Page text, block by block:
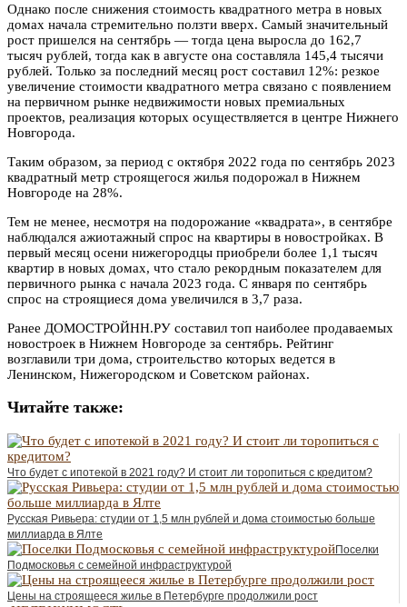
Однако после снижения стоимость квадратного метра в новых
домах начала стремительно ползти вверх. Самый значительный
рост пришелся на сентябрь — тогда цена выросла до 162,7
тысяч рублей, тогда как в августе она составляла 145,4 тысячи
рублей. Только за последний месяц рост составил 12%: резкое
увеличение стоимости квадратного метра связано с появлением
на первичном рынке недвижимости новых премиальных
проектов, реализация которых осуществляется в центре Нижнего
Новгорода.
Таким образом, за период с октября 2022 года по сентябрь 2023
квадратный метр строящегося жилья подорожал в Нижнем
Новгороде на 28%.
Тем не менее, несмотря на подорожание «квадрата», в сентябре
наблюдался ажиотажный спрос на квартиры в новостройках. В
первый месяц осени нижегородцы приобрели более 1,1 тысяч
квартир в новых домах, что стало рекордным показателем для
первичного рынка с начала 2023 года. С января по сентябрь
спрос на строящиеся дома увеличился в 3,7 раза.
Ранее ДОМОСТРОЙНН.РУ составил топ наиболее продаваемых
новостроек в Нижнем Новгороде за сентябрь. Рейтинг
возглавили три дома, строительство которых ведется в
Ленинском, Нижегородском и Советском районах.
Читайте также:
Что будет с ипотекой в 2021 году? И стоит ли торопиться с кредитом?
Русская Ривьера: студии от 1,5 млн рублей и дома стоимостью больше
миллиарда в Ялте
Поселки
Подмосковья с семейной инфраструктурой
Цены на строящееся жилье в Петербурге продолжили рост